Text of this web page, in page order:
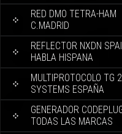
RED DMO TETRA-HAM
C.MADRID
REFLECTOR NXDN
HABLA HISPANA
MULTIPROTOCOLO TG
SYSTEMS ESPAÑA
GENERADOR
TODAS LAS MARCAS